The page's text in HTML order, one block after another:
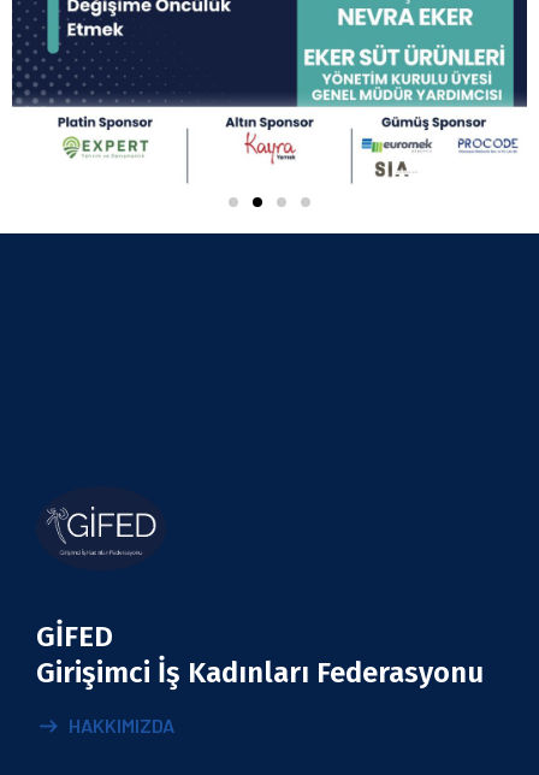
GİFED
Girişimci İş Kadınları Federasyonu
HAKKIMIZDA